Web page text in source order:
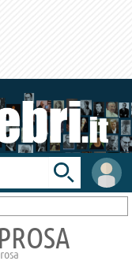
User
area
Toggle
search
bar